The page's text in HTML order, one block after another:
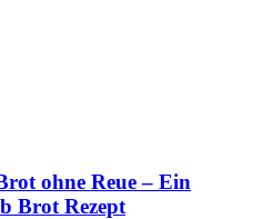
ohne Reue – Ein
Brot Rezept